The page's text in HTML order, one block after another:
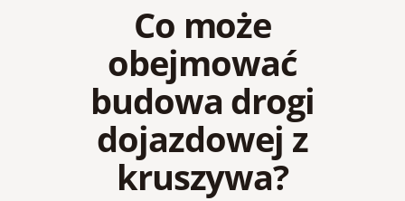
Co może
obejmować
budowa drogi
dojazdowej z
kruszywa?